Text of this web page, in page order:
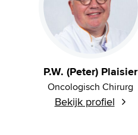
P.W. (Peter) Plaisier
Oncologisch Chirurg
Bekijk profiel